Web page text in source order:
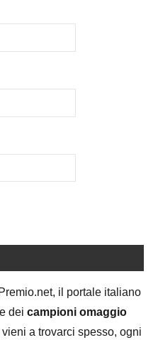
il portale italiano
e dei campioni omaggio
a trovarci spesso, ogni